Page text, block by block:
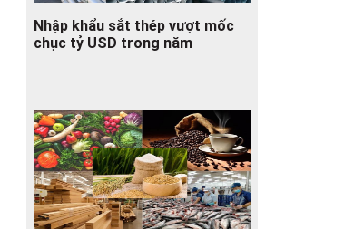
Nhập khẩu sắt thép vượt mốc
chục tỷ USD trong năm